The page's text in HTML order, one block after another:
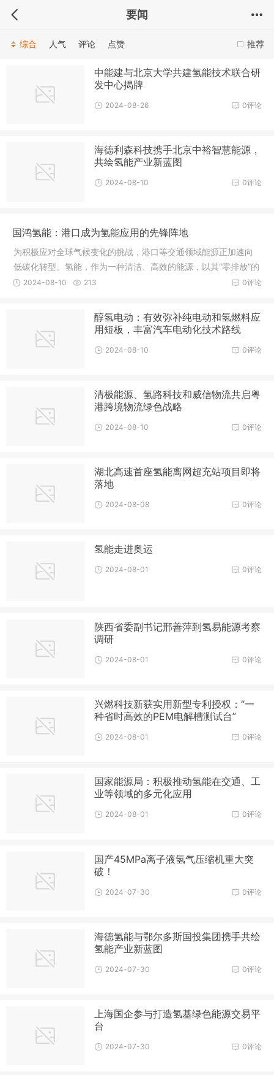
要闻
推荐
综合 人气 评论 点赞
中能建与北京大学共建氢能技术联合研
发中心揭牌
0评论
2024-08-26
海德利森科技携手北京中裕智慧能源，
共绘氢能产业新蓝图
0评论
2024-08-10
国鸿氢能：港口成为氢能应用的先锋阵地
为积极应对全球气候变化的挑战，港口等交通领域能源正加速向
低碳化转型。氢能，作为一种清洁、高效的能源，以其“零排放”的
显著优势及跨地区、跨季节的能量存储与转化能力，正逐步成为
0评论
2024-08-10 213
醇氢电动：有效弥补纯电动和氢燃料应
用短板，丰富汽车电动化技术路线
0评论
2024-08-10
清极能源、氢路科技和威信物流共启粤
港跨境物流绿色战略
0评论
2024-08-10
湖北高速首座氢能离网超充站项目即将
落地
0评论
2024-08-08
氢能走进奥运
0评论
2024-08-01
陕西省委副书记邢善萍到氢易能源考察
调研
0评论
2024-08-01
兴燃科技新获实用新型专利授权：“一
种省时高效的PEM电解槽测试台”
0评论
2024-08-01
国家能源局：积极推动氢能在交通、工
业等领域的多元化应用
0评论
2024-08-01
国产45MPa离子液氢气压缩机重大突
破！
0评论
2024-07-30
海德氢能与鄂尔多斯国投集团携手共绘
氢能产业新蓝图
0评论
2024-07-30
上海国企参与打造氢基绿色能源交易平
台
0评论
2024-07-30